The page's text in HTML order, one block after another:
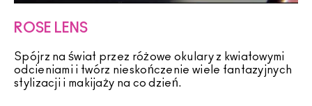
ROSE LENS
Spójrz na świat przez różowe okulary z kwiatowymi
odcieniami i twórz nieskończenie wiele fantazyjnych
stylizacji i makijaży na co dzień.